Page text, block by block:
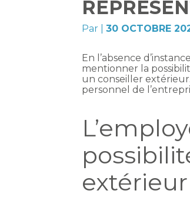
Par |30 OCTOBRE
En l’absence
mentionner la
un conseiller
personnel de
extérieur